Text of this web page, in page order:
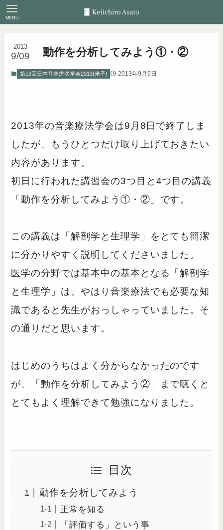
MENU
動作を分析してみよう①・②
2013
9/09
第13回日本音楽療法学会2013(米子) 2013年9月9日
2013年の音楽療法学会は9月8日で終了しま
したが、もうひとつだけ取り上げておきたい
内容があります。
初日に行われた講習会の3つ目と4つ目の講義
「動作を分析してみよう①・②」です。
この講義は「解剖学と生理学」をとても簡潔
に分かりやすく説明してくださいました。
医学の分野では基本中の基本となる「解剖学
と生理学」は、やはり音楽療法でも必要な知
識であると先生がおっしゃっていました。そ
の通りだと思います。
はじめのうちはよく分からなかったのです
が、「動作を分析してみよう②」まで聴くと
とてもよく理解できて勉強になりました。
目次
動作を分析してみよう
正常を知る
「評価する」という事